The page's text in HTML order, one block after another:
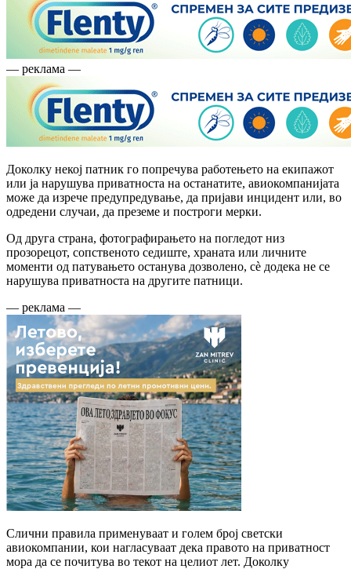
— реклама —
Доколку некој патник го попречува работењето на екипажот
или ја нарушува приватноста на останатите, авиокомпанијата
може да изрече предупредување, да пријави инцидент или, во
одредени случаи, да преземе и построги мерки.
Од друга страна, фотографирањето на погледот низ
прозорецот, сопственото седиште, храната или личните
моменти од патувањето останува дозволено, сè додека не се
нарушува приватноста на другите патници.
— реклама —
Слични правила применуваат и голем број светски
авиокомпании, кои нагласуваат дека правото на приватност
мора да се почитува во текот на целиот лет. Доколку